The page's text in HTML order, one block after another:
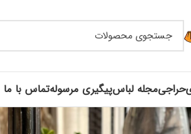
حراجیمجله لباسپیگیری مرسولهتماس با ما